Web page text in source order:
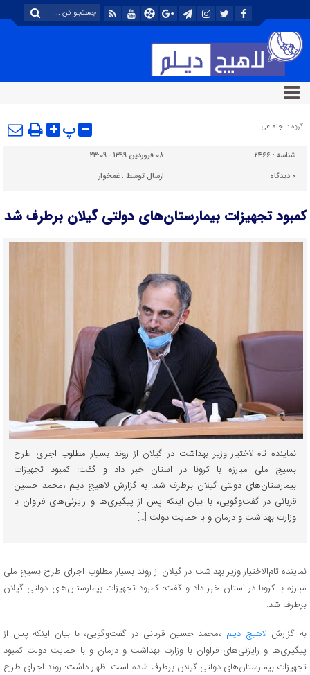
گروه : اجتماعی پ
شناسه : ۲۴۶۶
۰۸ فروردین ۱۳۹۹ - ۲۳:۰۹
۰ دیدگاه ارسال توسط :غمخوار
کمبود تجهیزات بیمارستان‌های دولتی گیلان برطرف شد
نماینده تام‌الاختیار وزیر بهداشت در گیلان از روند بسیار مطلوب اجرای طرح
بسیج ملی مبارزه با کرونا در استان خبر داد و گفت: کمبود تجهیزات
بیمارستان‌های دولتی گیلان برطرف شد. به گزارش لاهیج دیلم ،محمد حسین
قربانی در گفت‌وگویی، با بیان اینکه پس از پیگیری‌ها و رایزنی‌های فراوان با
وزارت بهداشت و درمان و با حمایت دولت […]
نماینده تام‌الاختیار وزیر بهداشت در گیلان از روند بسیار مطلوب اجرای طرح بسیج ملی
مبارزه با کرونا در استان خبر داد و گفت: کمبود تجهیزات بیمارستان‌های دولتی گیلان
برطرف شد.
به گزارش لاهیج دیلم ،محمد حسین قربانی در گفت‌وگویی، با بیان اینکه پس از
پیگیری‌ها و رایزنی‌های فراوان با وزارت بهداشت و درمان و با حمایت دولت کمبود
تجهیزات بیمارستان‌های دولتی گیلان برطرف شده است اظهار داشت: روند اجرای طرح